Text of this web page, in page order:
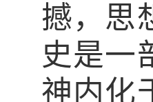
撼，思
史是一
神内化